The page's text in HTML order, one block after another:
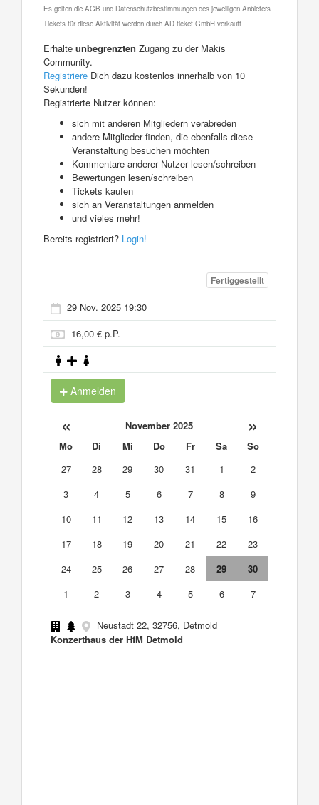
Es gelten die AGB und Datenschutzbestimmungen des jeweiligen Anbieters.
Tickets für diese Aktivität werden durch AD ticket GmbH verkauft.
Erhalte unbegrenzten Zugang zu der Makis
Community.
Registriere Dich dazu kostenlos innerhalb von 10
Sekunden!
Registrierte Nutzer können:
sich mit anderen Mitgliedern verabreden
andere Mitglieder finden, die ebenfalls diese
Veranstaltung besuchen möchten
Kommentare anderer Nutzer lesen/schreiben
Bewertungen lesen/schreiben
Tickets kaufen
sich an Veranstaltungen anmelden
und vieles mehr!
Bereits registriert? Login!
Fertiggestellt
29 Nov. 2025 19:30
16,00 € p.P.
Anmelden
« November 2025 »
Mo Di Mi Do Fr Sa
So
27
28 29 30 31 1
2
3
4 5 6 7 8
9
10
11 12 13 14 15
16
17
18 19 20 21 22
23
24
25 26 27 28 29
30
1
2 3 4 5 6 7
Neustadt 22, 32756, Detmold
Konzerthaus der HfM Detmold